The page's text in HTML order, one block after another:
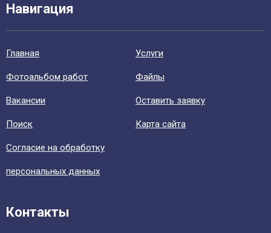
Навигация
Главная Уcлуги
Фотоальбом работ Файлы
Вакансии Оставить заявку
Поиск Карта сайта
Согласие на обработку
персональных данных
Контакты